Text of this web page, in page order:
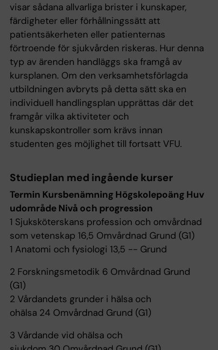
visar sådana allvarliga brister i kunskaper,
färdigheter eller förhållningssätt att
patientsäkerheten eller patienternas
förtroende för sjukvården riskeras. Hur denna
typ av ärenden handläggs ska framgå av
kursplanen. Om den verksamhetsförlagda
utbildningen avbryts på detta sätt ska en
individuell handlingsplan upprättas där det
framgår vilka aktiviteter och
kunskapskontroller som krävs innan
studenten ges möjlighet till fortsatt VFU.
Studieplan med ingående kurser
Termin Kursbenämning Högskolepoäng Huv
udområde Nivå och progression
1 Sjuksköterskans profession och omvårdnad
som vetenskap 16,5 Omvårdnad Grund (G1)
1 Anatomi och fysiologi 13,5 -- Grund
2 Forskningsmetodik 6 Omvårdnad Grund
(G1)
2 Vårdandets grunder i hälsa och
ohälsa 24 Omvårdnad Grund (G1)
3 Vårdande vid ohälsa och